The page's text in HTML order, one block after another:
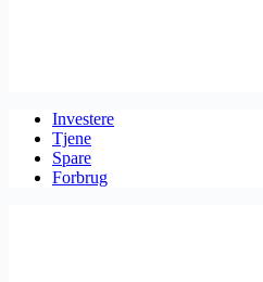
Investere
Tjene
Spare
Forbrug